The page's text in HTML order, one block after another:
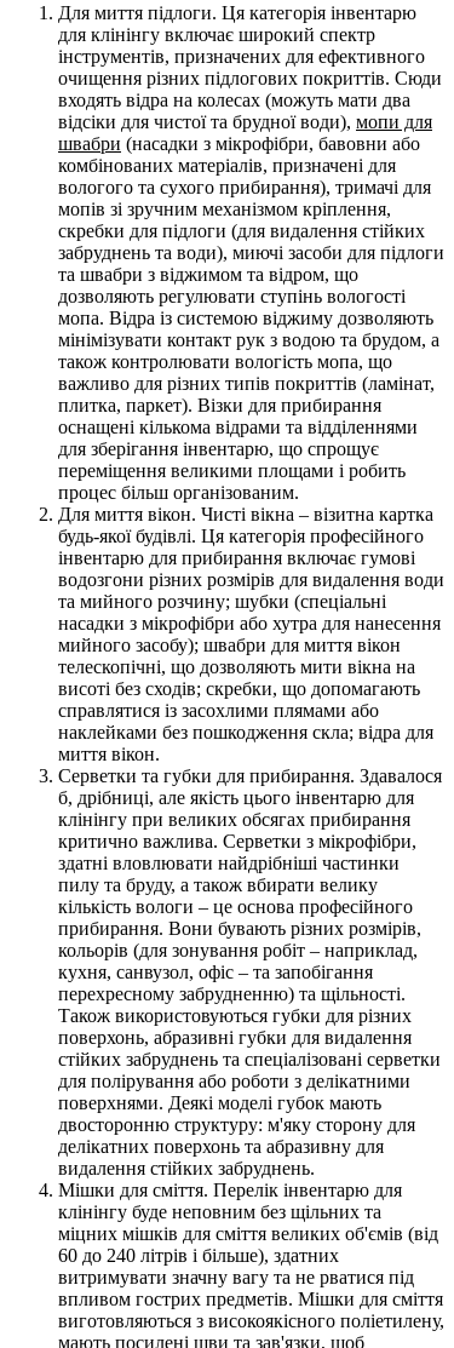
Для миття підлоги. Ця категорія інвентарю
для клінінгу включає широкий спектр
інструментів, призначених для ефективного
очищення різних підлогових покриттів. Сюди
входять відра на колесах (можуть мати два
відсіки для чистої та брудної води), мопи для
швабри (насадки з мікрофібри, бавовни або
комбінованих матеріалів, призначені для
вологого та сухого прибирання), тримачі для
мопів зі зручним механізмом кріплення,
скребки для підлоги (для видалення стійких
забруднень та води), миючі засоби для підлоги
та швабри з віджимом та відром, що
дозволяють регулювати ступінь вологості
мопа. Відра із системою віджиму дозволяють
мінімізувати контакт рук з водою та брудом, а
також контролювати вологість мопа, що
важливо для різних типів покриттів (ламінат,
плитка, паркет). Візки для прибирання
оснащені кількома відрами та відділеннями
для зберігання інвентарю, що спрощує
переміщення великими площами і робить
процес більш організованим.
Для миття вікон. Чисті вікна – візитна картка
будь-якої будівлі. Ця категорія професійного
інвентарю для прибирання включає гумові
водозгони різних розмірів для видалення води
та мийного розчину; шубки (спеціальні
насадки з мікрофібри або хутра для нанесення
мийного засобу); швабри для миття вікон
телескопічні, що дозволяють мити вікна на
висоті без сходів; скребки, що допомагають
справлятися із засохлими плямами або
наклейками без пошкодження скла; відра для
миття вікон.
Серветки та губки для прибирання. Здавалося
б, дрібниці, але якість цього інвентарю для
клінінгу при великих обсягах прибирання
критично важлива. Серветки з мікрофібри,
здатні вловлювати найдрібніші частинки
пилу та бруду, а також вбирати велику
кількість вологи – це основа професійного
прибирання. Вони бувають різних розмірів,
кольорів (для зонування робіт – наприклад,
кухня, санвузол, офіс – та запобігання
перехресному забрудненню) та щільності.
Також використовуються губки для різних
поверхонь, абразивні губки для видалення
стійких забруднень та спеціалізовані серветки
для полірування або роботи з делікатними
поверхнями. Деякі моделі губок мають
двосторонню структуру: м'яку сторону для
делікатних поверхонь та абразивну для
видалення стійких забруднень.
Мішки для сміття. Перелік інвентарю для
клінінгу буде неповним без щільних та
міцних мішків для сміття великих об'ємів (від
60 до 240 літрів і більше), здатних
витримувати значну вагу та не рватися під
впливом гострих предметів. Мішки для сміття
виготовляються з високоякісного поліетилену,
мають посилені шви та зав'язки, щоб